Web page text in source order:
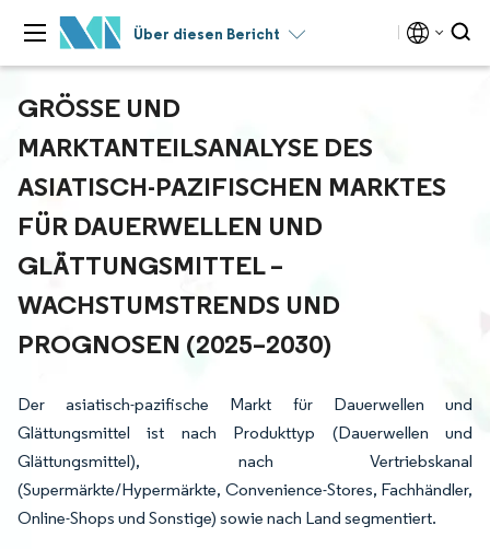
Über diesen Bericht
GRÖSSE UND M
ARKTANTEILSANALYSE DES A
SIATISCH-PAZIFISCHEN MARKTES F
ÜR DAUERWELLEN UND G
LÄTTUNGSMITTEL – W
ACHSTUMSTRENDS UND P
ROGNOSEN (2025–2030)
Der asiatisch-pazifische Markt für Dauerwellen und
Glättungsmittel ist nach Produkttyp (Dauerwellen und
Glättungsmittel), nach Vertriebskanal
(Supermärkte/Hypermärkte, Convenience-Stores, Fachhändler,
Online-Shops und Sonstige) sowie nach Land segmentiert.